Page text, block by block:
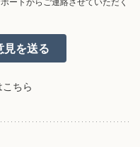
こちら